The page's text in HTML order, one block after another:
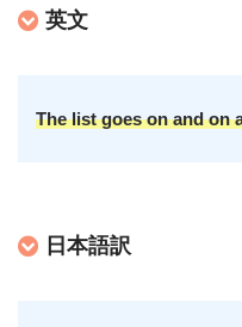
英文
The list goes on and on
日本語訳